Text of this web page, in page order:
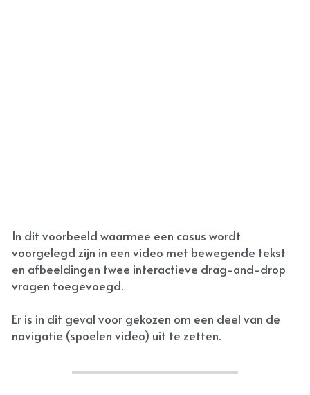
In dit voorbeeld waarmee een casus wordt
voorgelegd zijn in een video met bewegende tekst
en afbeeldingen twee interactieve drag-and-drop
vragen toegevoegd.
Er is in dit geval voor gekozen om een deel van de
navigatie (spoelen video) uit te zetten.